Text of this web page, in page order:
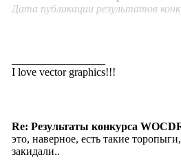
Дата публикации результатов
I love vector graphics!!!
Re: Результаты конкурса
это, наверное, есть такие
закидали..